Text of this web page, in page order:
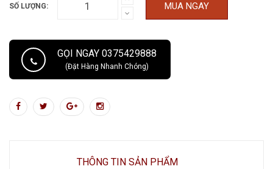
SỐ LƯỢNG: MUA NGAY
GỌI NGAY 0375429888
(Đặt Hàng Nhanh Chóng)
THÔNG TIN SẢN PHẨM